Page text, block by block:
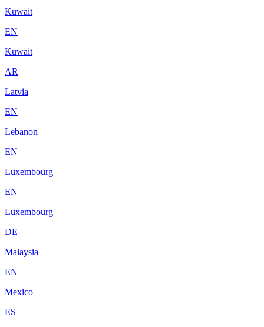
Kuwait
EN
Kuwait
AR
Latvia
EN
Lebanon
EN
Luxembourg
EN
Luxembourg
DE
Malaysia
EN
Mexico
ES